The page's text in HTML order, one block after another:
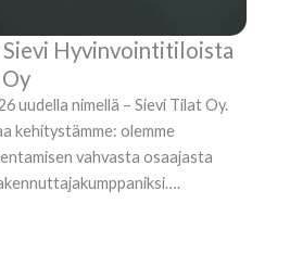
Hyvinvointitiloista
uudella nimellä – Sievi Tilat Oy.
kehitystämme: olemme
vahvasta osaajasta